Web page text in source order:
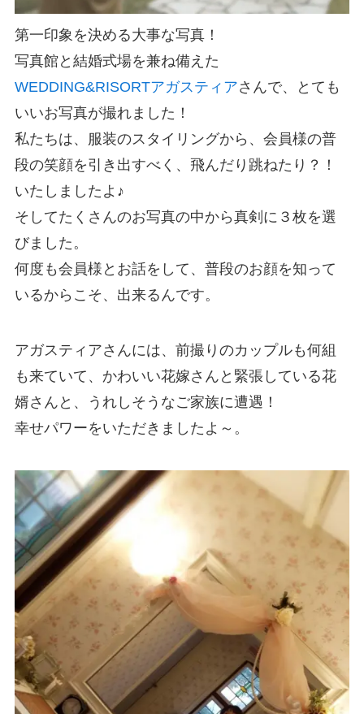
第一印象を決める大事な写真！
写真館と結婚式場を兼ね備えた
WEDDING&RISORTアガスティアさんで、とても
いいお写真が撮れました！
私たちは、服装のスタイリングから、会員様の普
段の笑顔を引き出すべく、飛んだり跳ねたり？！
いたしましたよ♪
そしてたくさんのお写真の中から真剣に３枚を選
びました。
何度も会員様とお話をして、普段のお顔を知って
いるからこそ、出来るんです。
アガスティアさんには、前撮りのカップルも何組
も来ていて、かわいい花嫁さんと緊張している花
婿さんと、うれしそうなご家族に遭遇！
幸せパワーをいただきましたよ～。